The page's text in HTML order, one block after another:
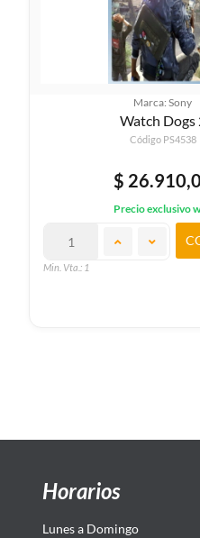
Marca: Sony
Watch Dogs
Código PS4538
$
Precio exclusivo
Min. Vta.: 1
Horarios
Lunes a Domingo